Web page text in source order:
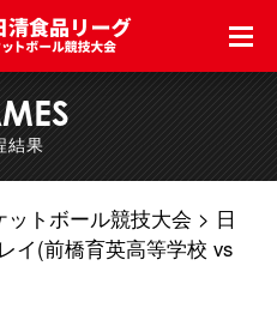
結果
トボール競技大会
日
イ(前橋育英高等学校 vs